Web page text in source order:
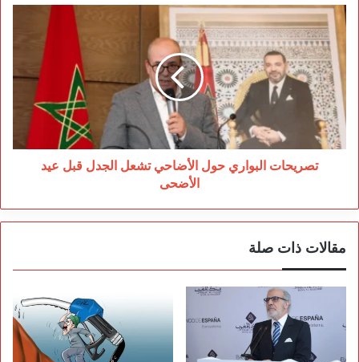
تصريحات
البواري
حول
الأضاحي
تشعل
الجدل
قبل
عيد
الأضحى
تصريحات البواري حول الأضاحي تشعل الجدل قبل عيد
الأضحى
مقالات ذات صلة